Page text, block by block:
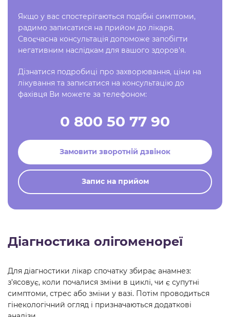
Якщо у вас спостерігаються подібні симптоми,
радимо записатися на прийом до лікаря.
Своєчасна консультація допоможе запобігти
негативним наслідкам для вашого здоров'я.
Дізнатися подробиці про захворювання, ціни на
лікування та записатися на консультацію до
фахівця Ви можете за телефоном:
0 800 50 77 90
Замовити зворотній дзвінок
Запис на прийом
Діагностика олігоменореї
Для діагностики лікар спочатку збирає анамнез:
з’ясовує, коли почалися зміни в циклі, чи є супутні
симптоми, стрес або зміни у вазі. Потім проводиться
гінекологічний огляд і призначаються додаткові